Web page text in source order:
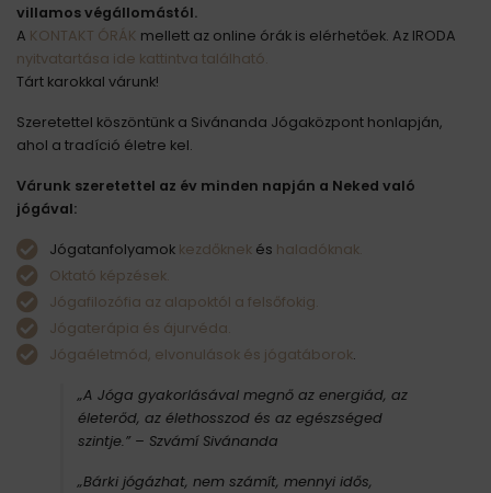
villamos végállomástól.
A KONTAKT ÓRÁK mellett az online órák is elérhetőek. Az IRODA
nyitvatartása ide kattintva található.
Tárt karokkal várunk!
Szeretettel köszöntünk a Sivánanda Jógaközpont honlapján,
ahol a tradíció életre kel.
Várunk szeretettel az év minden napján a Neked való
jógával:
Jógatanfolyamok kezdőknek és haladóknak.
Oktató képzések.
Jógafilozófia az alapoktól a felsőfokig.
Jógaterápia és ájurvéda.
Jógaéletmód, elvonulások és jógatáborok.
„A Jóga gyakorlásával megnő az energiád, az
életerőd, az élethosszod és az egészséged
szintje.” – Szvámí Sivánanda
„Bárki jógázhat, nem számít, mennyi idős,